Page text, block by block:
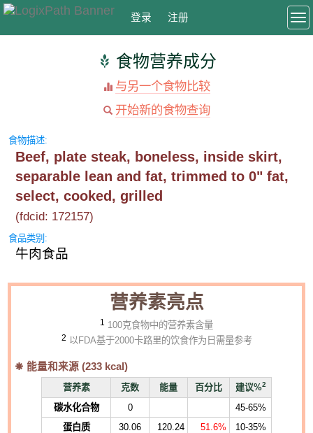
登录 注册
食物营养成分
与另一个食物比较
开始新的食物查询
食物描述:
Beef, plate steak, boneless, inside skirt,
separable lean and fat, trimmed to 0" fat,
select, cooked, grilled
(fdcid: 172157)
食品类别:
牛肉食品
营养素亮点
1 100克食物中的营养素含量
2 以FDA基于2000卡路里的饮食作为日需量参考
能量和来源 (233 kcal)
营养素 克数 能量 百分比 建议%2
碳水化合物 0
45-65%
蛋白质
30.06 120.24 51.6%
10-35%